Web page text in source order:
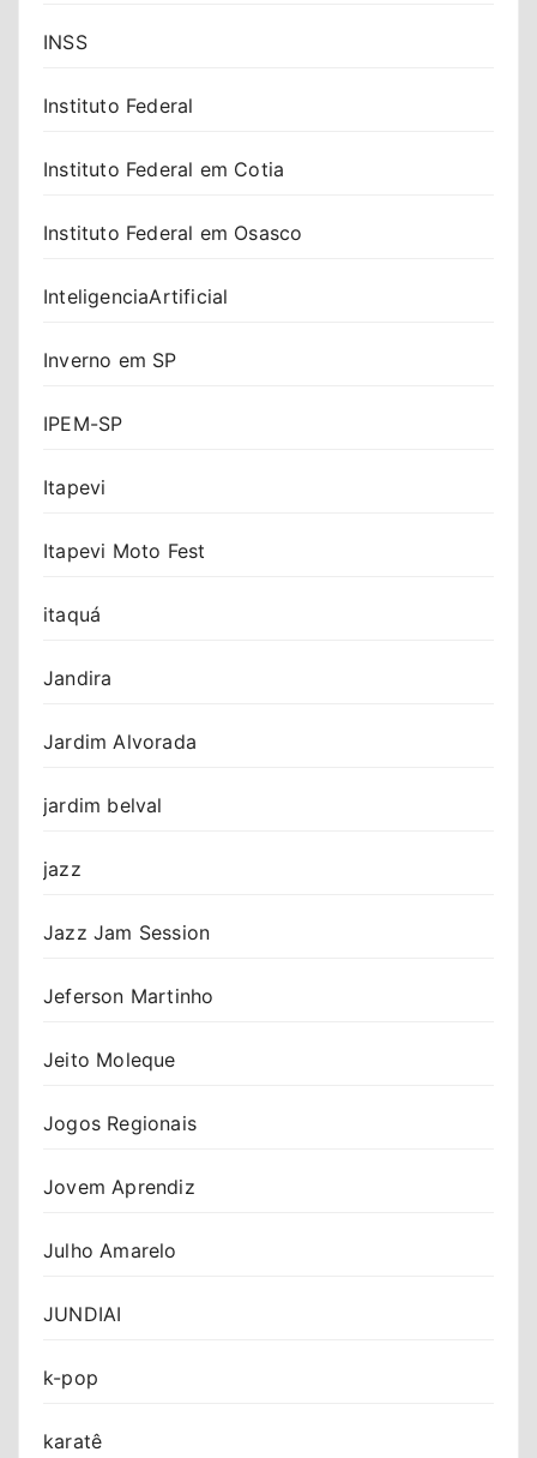
INSS
Instituto Federal
Instituto Federal em Cotia
Instituto Federal em Osasco
InteligenciaArtificial
Inverno em SP
IPEM-SP
Itapevi
Itapevi Moto Fest
itaquá
Jandira
Jardim Alvorada
jardim belval
jazz
Jazz Jam Session
Jeferson Martinho
Jeito Moleque
Jogos Regionais
Jovem Aprendiz
Julho Amarelo
JUNDIAI
k-pop
karatê